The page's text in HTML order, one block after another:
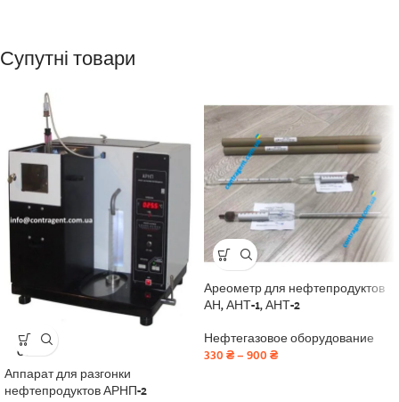
Супутні товари
SOLD
OUT
Аппарат для разгонки
нефтепродуктов АРНП-2
Ареометр для нефтепродуктов
АН, АНТ-1, АНТ-2
Нефтегазовое оборудование
330₴–900₴